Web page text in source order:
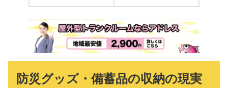
防災グッズ・備蓄品の収納の現実